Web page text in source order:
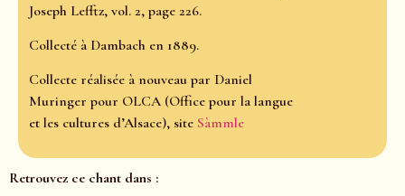
Joseph Lefftz, vol. 2, page 226.
Collecté à Dambach en 1889.
Collecte réalisée à nouveau par Daniel
Muringer pour OLCA (Office pour la langue
et les cultures d’Alsace), site Sàmmle
Retrouvez ce chant dans :